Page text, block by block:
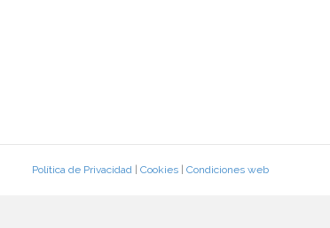
Política de Privacidad| Cookies| Condiciones web